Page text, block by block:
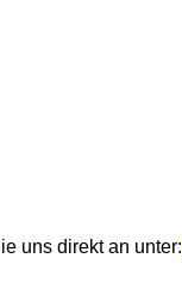
uns direkt an unter: